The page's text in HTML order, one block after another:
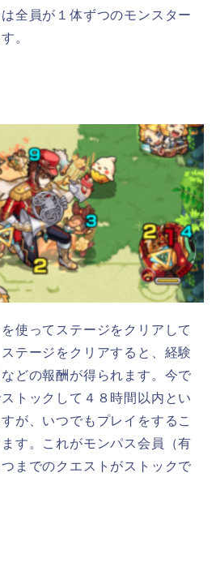
全員が１体ずつのモンスター
。
使ってステージをク リアして
テージをクリアすると、経験
どの報酬が得られます。今で
トックして４８時間以内とい
が、いつでもプレイをするこ
す。これがモンパス会員（有
までのクエストがストックで